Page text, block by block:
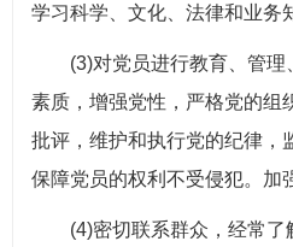
学习科学、文化、法律和业务
(3)对党员进行教育、管理
素质，增强党性，严格党的组
批评，维护和执行党的纪律，
保障党员的权利不受侵犯。加
(4)密切联系群众，经常了